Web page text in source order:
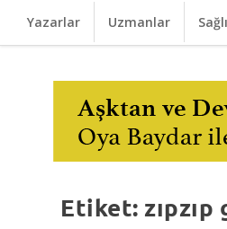
Yazarlar Uzmanlar
Etiket: zıpzıp